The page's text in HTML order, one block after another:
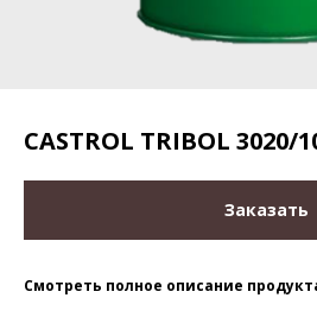
CASTROL TRIBOL 3020/
Заказать
Смотреть полное описание